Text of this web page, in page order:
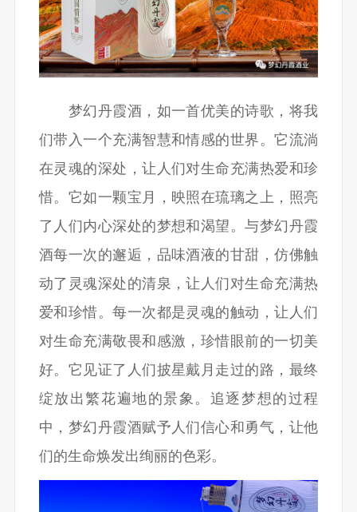
梦幻丹霞酒，如一首优美的诗歌，将我
们带入一个充满智慧和情感的世界。它流淌
在灵魂的深处，让人们对生命充满热爱和珍
惜。它如一颗宝月，映照在琉璃之上，照亮
了人们内心深处的梦想和渴望。与梦幻丹霞
酒每一次的邂逅，品味酒液的甘甜，仿佛触
动了灵魂深处的清泉，让人们对生命充满热
爱和珍惜。每一次都是灵魂的触动，让人们
对生命充满敬畏和感激，珍惜眼前的一切美
好。它见证了人们披星戴月走过的路，最终
绽放出繁花遍地的景象。追逐梦想的过程
中，梦幻丹霞酒赋予人们信心和勇气，让他
们的生命焕发出绚丽的色彩。